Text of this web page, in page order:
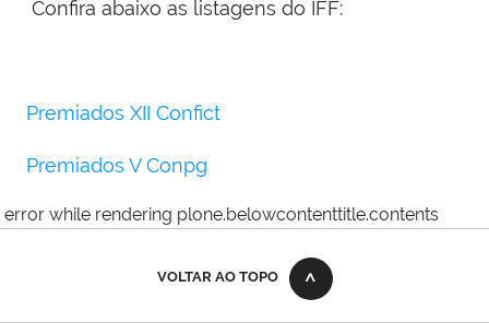
Confira abaixo as listagens do IFF:
Premiados XII Confict
Premiados V Conpg
error while rendering plone.belowcontenttitle.contents
VOLTAR AO TOPO